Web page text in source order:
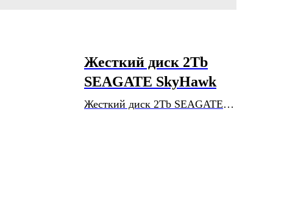
Жесткий диск 2Tb
SEAGATE SkyHawk
Жесткий диск 2Tb SEAGATE